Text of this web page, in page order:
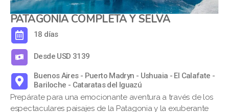
PATAGONIA COMPLETA Y SELVA
18 días
Desde USD 3139
Buenos Aires - Puerto Madryn - Ushuaia - El Calafate -
Bariloche - Cataratas del Iguazú
Prepárate para una emocionante aventura a través de los
espectaculares paisajes de la Patagonia y la exuberante